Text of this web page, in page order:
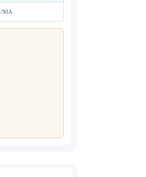
90A